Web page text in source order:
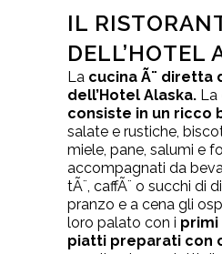
IL
DELL’HOTEL
La cucina Ã¨ diretta
dell’Hotel Alaska. La
consiste in un ricco
salate e rustiche,
miele, pane, salumi e
accompagnati da
tÃ¨, caffÃ¨ o succhi di
pranzo e a cena gli
loro palato con i primi
piatti preparati con